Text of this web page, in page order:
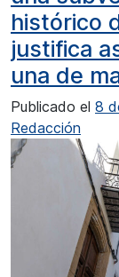
histórico
justifica
una de
Publicado el 8
Redacción